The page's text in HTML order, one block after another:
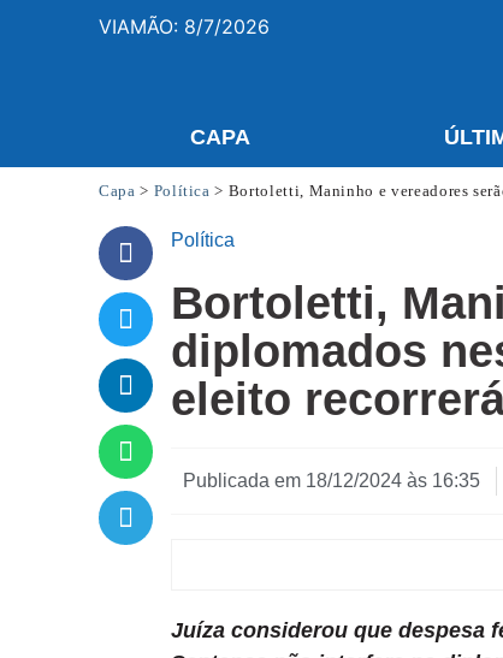
VIAMÃO: 8/7/2026
CAPA
Capa > Política > Bortoletti, Maninho e vereadores
Política
Bortoletti,
diplomados
eleito
Publicada em 18/12/2024 às 16:35
Juíza considerou que despesa